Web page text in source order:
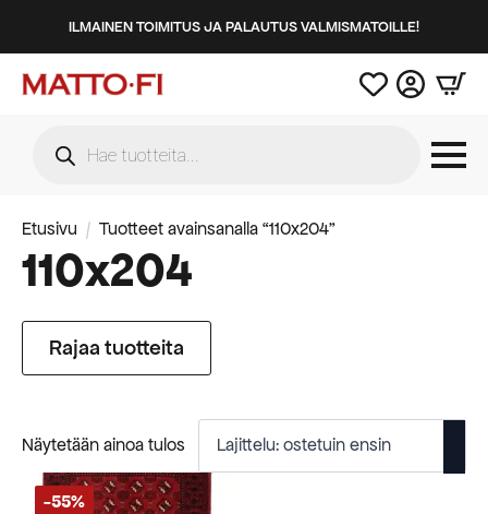
ILMAINEN TOIMITUS JA PALAUTUS VALMISMATOILLE!
search
Etusivu Tuotteet avainsanalla “110x204”
110x204
Rajaa tuotteita
Näytetään ainoa tulos
-55%